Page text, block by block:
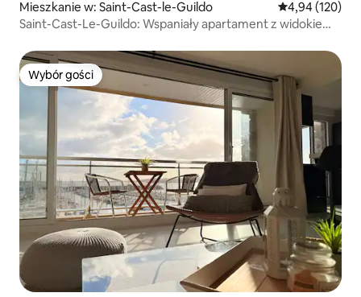
Mieszkanie w: Saint-Cast-le-Guildo Średnia
4,94 (120)
Saint-Cast-Le-Guildo: Wspaniały apartament z widokiem
Wybór gości
Wybór gości